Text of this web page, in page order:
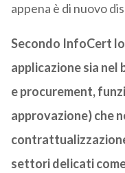
appena è di nuovo
Secondo InfoCert
applicazione sia
e procurement,
approvazione) che
settori delicati